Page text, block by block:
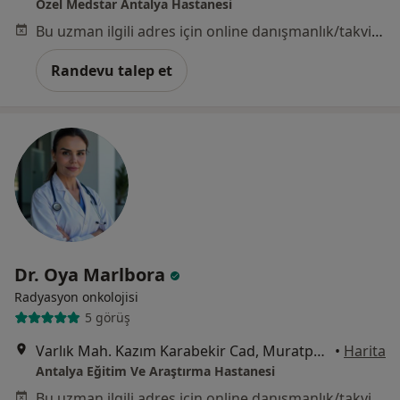
Özel Medstar Antalya Hastanesi
Bu uzman ilgili adres için online danışmanlık/takvim sunmuyor.
Randevu talep et
Dr. Oya Marlbora
Radyasyon onkolojisi
5 görüş
Varlık Mah. Kazım Karabekir Cad, Muratpaşa • Harita
Antalya Eğitim Ve Araştırma Hastanesi